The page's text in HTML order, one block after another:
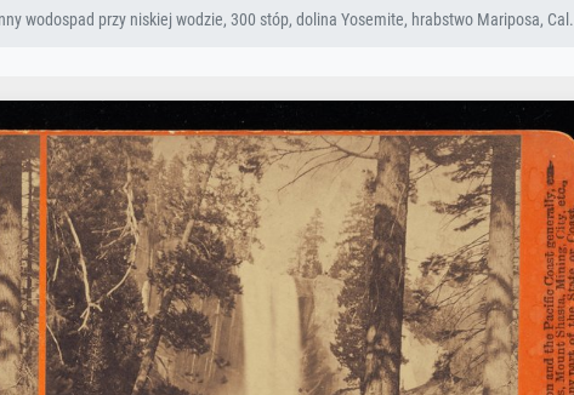
wodospad przy niskiej wodzie, 300 stóp, dolina Yosemite, hrabstwo Mariposa, Cal.